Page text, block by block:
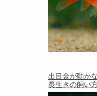
出目金が動か
長生きの飼い